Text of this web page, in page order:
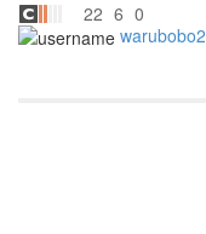
22 6 0
warubobo2